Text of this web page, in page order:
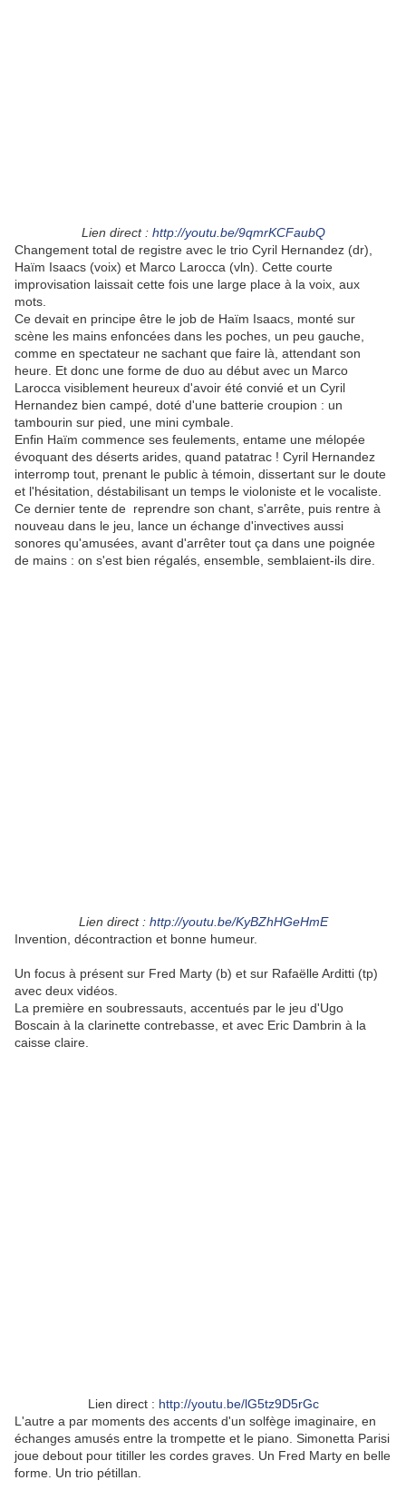
Lien direct : http://youtu.be/9qmrKCFaubQ
Changement total de registre avec le trio Cyril Hernandez (dr),
Haïm Isaacs (voix) et Marco Larocca (vln). Cette courte
improvisation laissait cette fois une large place à la voix, aux
mots.
Ce devait en principe être le job de Haïm Isaacs, monté sur
scène les mains enfoncées dans les poches, un peu gauche,
comme en spectateur ne sachant que faire là, attendant son
heure. Et donc une forme de duo au début avec un Marco
Larocca visiblement heureux d'avoir été convié et un Cyril
Hernandez bien campé, doté d'une batterie croupion : un
tambourin sur pied, une mini cymbale.
Enfin Haïm commence ses feulements, entame une mélopée
évoquant des déserts arides, quand patatrac ! Cyril Hernandez
interromp tout, prenant le public à témoin, dissertant sur le doute
et l'hésitation, déstabilisant un temps le violoniste et le vocaliste.
Ce dernier tente de reprendre son chant, s'arrête, puis rentre à
nouveau dans le jeu, lance un échange d'invectives aussi
sonores qu'amusées, avant d'arrêter tout ça dans une poignée
de mains : on s'est bien régalés, ensemble, semblaient-ils dire.
Lien direct : http://youtu.be/KyBZhHGeHmE
Invention, décontraction et bonne humeur.
Un focus à présent sur Fred Marty (b) et sur Rafaëlle Arditti (tp)
avec deux vidéos.
La première en soubressauts, accentués par le jeu d'Ugo
Boscain à la clarinette contrebasse, et avec Eric Dambrin à la
caisse claire.
Lien direct : http://youtu.be/lG5tz9D5rGc
L'autre a par moments des accents d'un solfège imaginaire, en
échanges amusés entre la trompette et le piano. Simonetta Parisi
joue debout pour titiller les cordes graves. Un Fred Marty en belle
forme. Un trio pétillan.